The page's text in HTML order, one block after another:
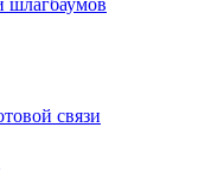
шлагбаумов
связи